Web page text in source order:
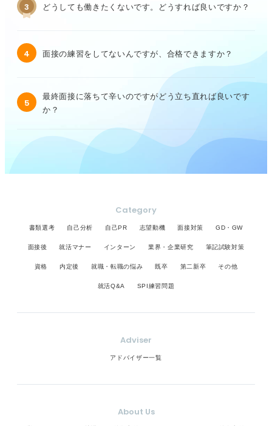
3 どうしても働きたくないです。どうすれば良いですか？
4 面接の練習をしてないんですが、合格できますか？
5
最終面接に落ちて辛いのですがどう立ち直れば良いです
か？
Category
書類選考 自己分析 自己PR 志望動機 面接対策 GD・GW
面接後 就活マナー インターン 業界・企業研究 筆記試験対策
資格 内定後 就職・転職の悩み 既卒 第二新卒 その他
就活Q&A SPI練習問題
Adviser
アドバイザー一覧
About Us